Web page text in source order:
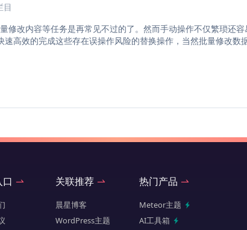
目
修改内容等任务是再常见不过的了。然而手动操作不仅繁琐还
高效的完成这些存在误操作风险的替换操作，当然批量修改数
关联推荐
晨星博客
WordPress主题
热门产品
Meteor主题
AI工具箱